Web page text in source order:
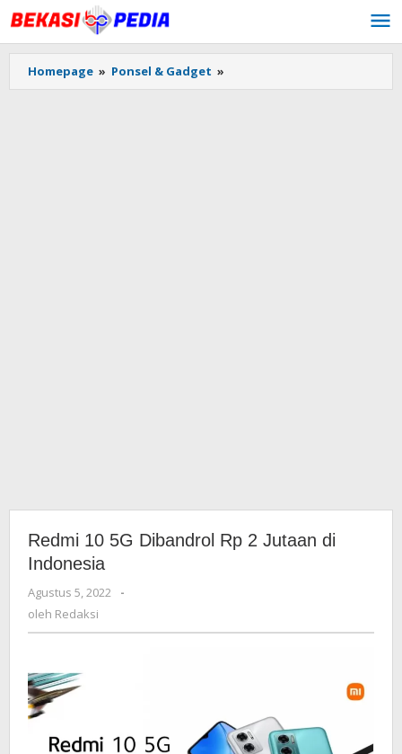
Lewati
ke
konten
Homepage » Ponsel & Gadget »
10
Redmi 10 5G Dibandrol Rp 2 Jutaan di
Indonesia
Agustus 5, 2022
oleh
-
oleh Redaksi